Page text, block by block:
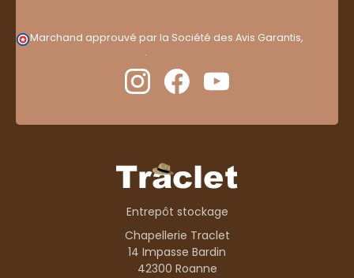
Marchand approuvé par la Société des Avis Garantis,
.
Entrepôt stockage
Chapellerie Traclet
14 Impasse Bardin
42300 Roanne